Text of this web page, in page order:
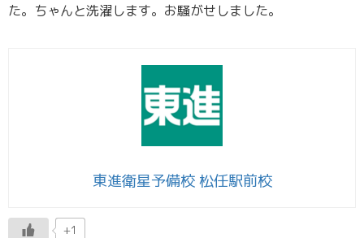
た。ちゃんと洗濯します。お騒がせしました。
東進衛星予備校 松任駅前校
+1